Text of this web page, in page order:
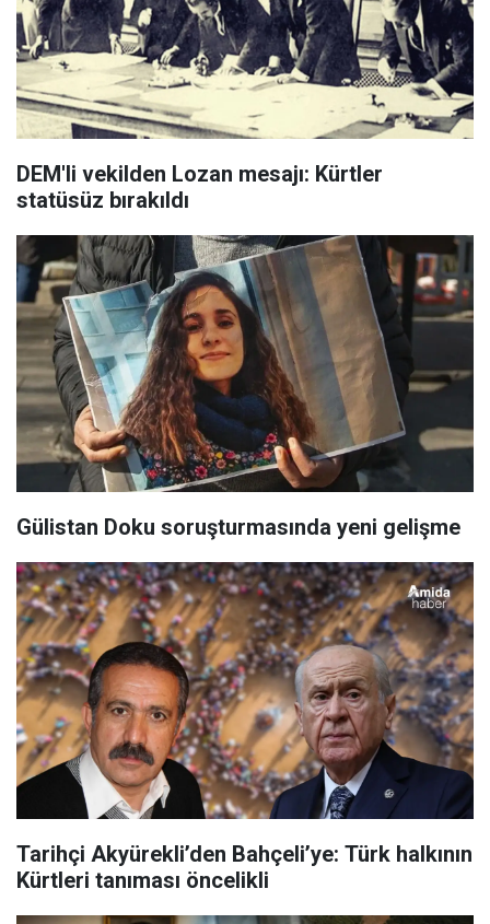
DEM'li vekilden Lozan mesajı: Kürtler
statüsüz bırakıldı
Gülistan Doku soruşturmasında yeni gelişme
Tarihçi Akyürekli’den Bahçeli’ye: Türk halkının
Kürtleri tanıması öncelikli